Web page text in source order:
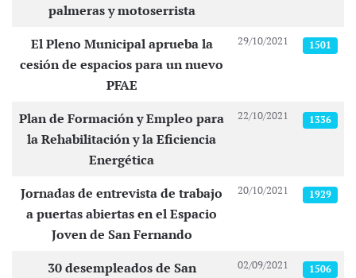
palmeras y motoserrista
El Pleno Municipal aprueba la
cesión de espacios para un nuevo
PFAE
29/10/2021 1501
Plan de Formación y Empleo para
la Rehabilitación y la Eficiencia
Energética
22/10/2021 1336
Jornadas de entrevista de trabajo
a puertas abiertas en el Espacio
Joven de San Fernando
20/10/2021 1929
30 desempleados de San
02/09/2021 1506